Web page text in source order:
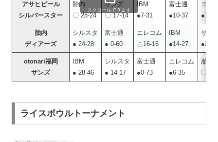
アサヒビール
シルバースター
胎内
〇 28-24
サンズ
〇 17-14
IBM
●7-31
富士通
●10-37
エレ
●7-13
胎内
ディアーズ
シルスタ
● 24-28
富士通
● 0-60
エレコム
△16-16
IBM
●14-27
サン
●24-
otonari福岡
サンズ
IBM
● 28-46
シルスタ
● 14-17
富士通
●0-73
エレコム
●6-35
胎内
〇34-
スクロールできます
ライスボウルトーナメント